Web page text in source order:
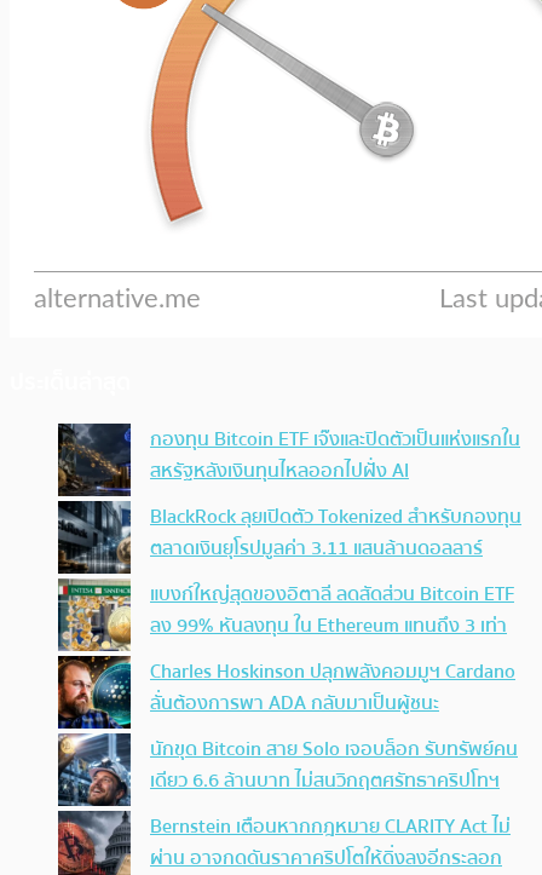
กองทุน Bitcoin ETF เจ๊งและปิดตัวเป็นแห่งแรกใน
สหรัฐหลังเงินทุนไหลออกไปฝั่ง AI
BlackRock ลุยเปิดตัว Tokenized สำหรับกองทุน
ตลาดเงินยุโรปมูลค่า 3.11 แสนล้านดอลลาร์
แบงก์ใหญ่สุดของอิตาลี ลดสัดส่วน Bitcoin ETF
ลง 99% หันลงทุน ใน Ethereum แทนถึง 3 เท่า
Charles Hoskinson ปลุกพลังคอมมูฯ Cardano
ลั่นต้องการพา ADA กลับมาเป็นผู้ชนะ
นักขุด Bitcoin สาย Solo เจอบล็อก รับทรัพย์คน
เดียว 6.6 ล้านบาท ไม่สนวิกฤตศรัทธาคริปโทฯ
Bernstein เตือนหากกฎหมาย CLARITY Act ไม่
ผ่าน อาจกดดันราคาคริปโตให้ดิ่งลงอีกระลอก